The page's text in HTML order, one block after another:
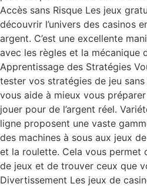
Accès sans Risque Les jeux
découvrir l’univers des casinos
argent. C’est une excellente
avec les règles et la mécanique
Apprentissage des Stratégies
tester vos stratégies de jeu
vous aide à mieux vous
jouer pour de l’argent réel.
ligne proposent une vaste
des machines à sous aux jeux
et la roulette. Cela vous permet
de jeux et de trouver ceux que
Divertissement Les jeux de